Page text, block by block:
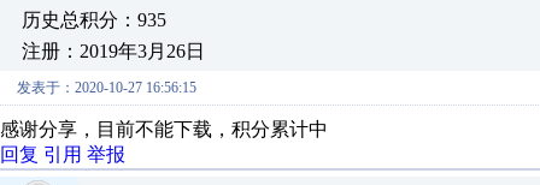
历史总积分：935
注册：2019年3月26日
发表于：2020-10-27 16:56:15
感谢分享，目前不能下载，积分累计中
回复 引用 举报